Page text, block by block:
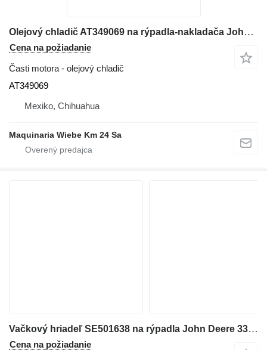
Olejový chladič AT349069 na rýpadla-nakladača John Deere 410k
Cena na požiadanie
Časti motora - olejový chladič
AT349069
Mexiko, Chihuahua
Maquinaria Wiebe Km 24 Sa
Vačkový hriadeľ SE501638 na rýpadla John Deere 330C
Cena na požiadanie